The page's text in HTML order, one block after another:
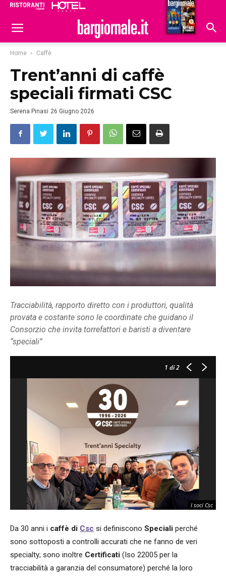
Hoteldomani
Home Caffè
Trent’anni di caffè
speciali firmati CSC
Serena Pinasi 26 Giugno 2026
Tracciabilità, rapporto diretto con i produttori, qualità
provata e costante sono le coordinate che guidano il
Consorzio che invita torrefattori e baristi a diventare
“speciali”
1 di 2
I soci Csc
Da 30 anni i caffè di Csc si definiscono Speciali perché
sono sottoposti a controlli accurati che ne fanno de veri
specialty; sono inoltre Certificati (Iso 22005 per la
tracciabilità a garanzia del consumatore) perché la loro